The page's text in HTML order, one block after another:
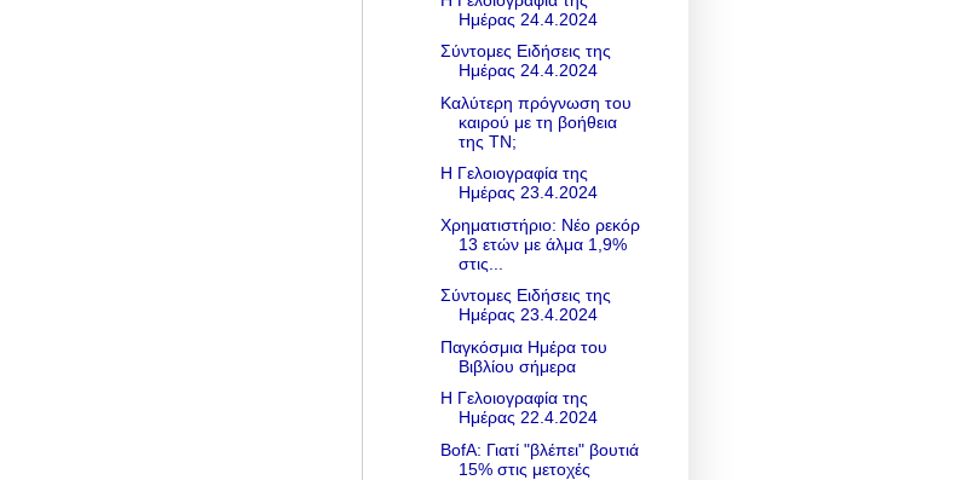
Ημέρας 24.4.2024
Σύντομες Ειδήσεις της
Ημέρας 24.4.2024
Καλύτερη πρόγνωση του
καιρού με τη βοήθεια
της ΤΝ;
Η Γελοιογραφία της
Ημέρας 23.4.2024
Χρηματιστήριο: Νέο ρεκόρ
13 ετών με άλμα 1,9%
στις...
Σύντομες Ειδήσεις της
Ημέρας 23.4.2024
Παγκόσμια Ημέρα του
Βιβλίου σήμερα
Η Γελοιογραφία της
Ημέρας 22.4.2024
BofA: Γιατί "βλέπει" βουτιά
15% στις μετοχές